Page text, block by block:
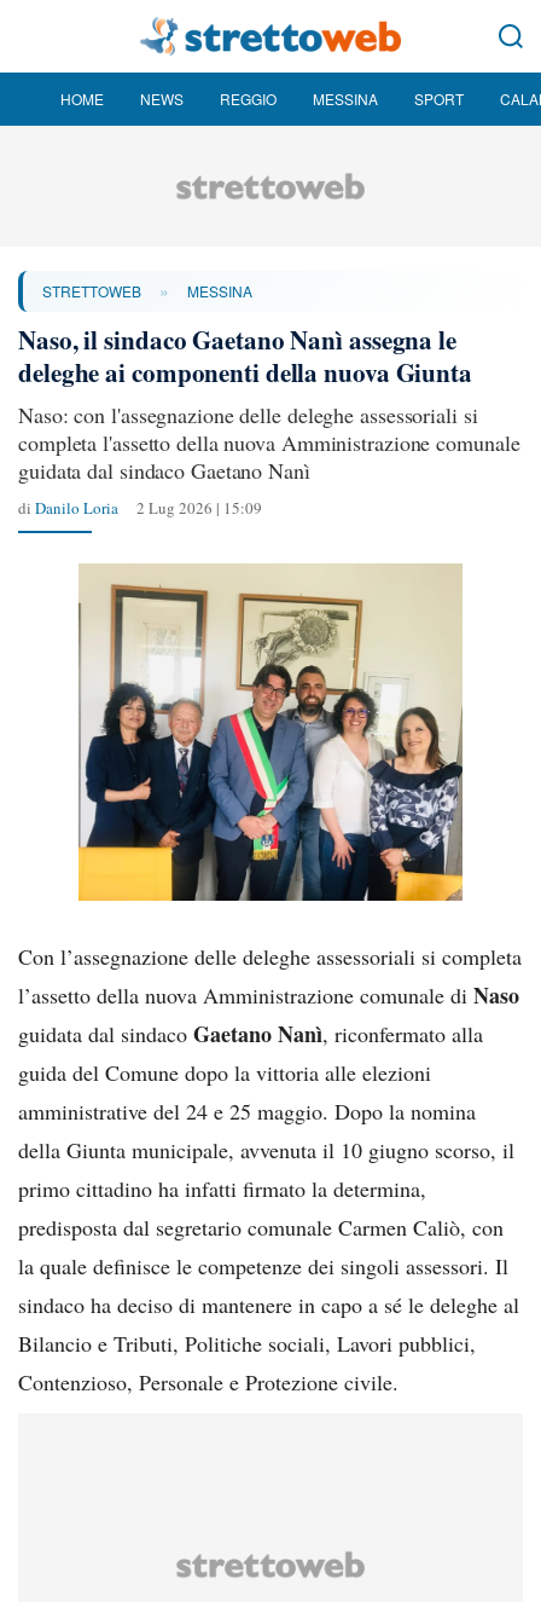
HOME NEWS REGGIO MESSINA SPORT
STRETTOWEB » MESSINA
Naso, il sindaco Gaetano Nanì assegna le
deleghe ai componenti della nuova Giunta
Naso: con l'assegnazione delle deleghe assessoriali si
completa l'assetto della nuova Amministrazione comunale
guidata dal sindaco Gaetano Nanì
di Danilo Loria 2 Lug 2026 | 15:09
Con l’assegnazione delle deleghe assessoriali si completa
l’assetto della nuova Amministrazione comunale di Naso
guidata dal sindaco Gaetano Nanì, riconfermato alla
guida del Comune dopo la vittoria alle elezioni
amministrative del 24 e 25 maggio. Dopo la nomina
della Giunta municipale, avvenuta il 10 giugno scorso, il
primo cittadino ha infatti firmato la determina,
predisposta dal segretario comunale Carmen Caliò, con
la quale definisce le competenze dei singoli assessori. Il
sindaco ha deciso di mantenere in capo a sé le deleghe al
Bilancio e Tributi, Politiche sociali, Lavori pubblici,
Contenzioso, Personale e Protezione civile.